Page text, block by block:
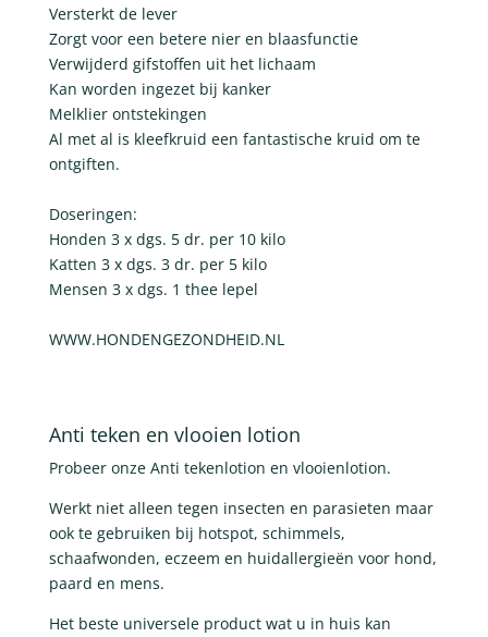
Versterkt de lever
Zorgt voor een betere nier en blaasfunctie
Verwijderd gifstoffen uit het lichaam
Kan worden ingezet bij kanker
Melklier ontstekingen
Al met al is kleefkruid een fantastische kruid om te
ontgiften.
Doseringen:
Honden 3 x dgs. 5 dr. per 10 kilo
Katten 3 x dgs. 3 dr. per 5 kilo
Mensen 3 x dgs. 1 thee lepel
WWW.HONDENGEZONDHEID.NL
Anti teken en vlooien lotion
Probeer onze Anti tekenlotion en vlooienlotion.
Werkt niet alleen tegen insecten en parasieten maar
ook te gebruiken bij hotspot, schimmels,
schaafwonden, eczeem en huidallergieën voor hond,
paard en mens.
Het beste universele product wat u in huis kan